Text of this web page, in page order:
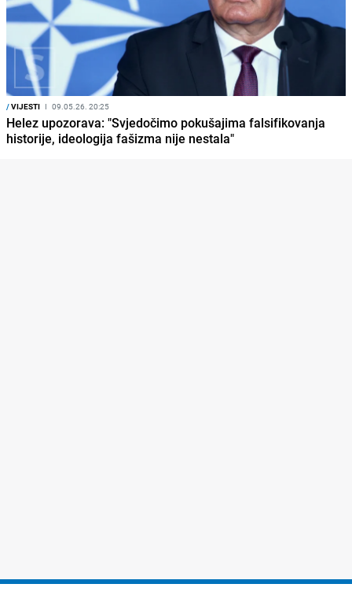
/VIJESTI I 09.05.26. 20:25
Helez upozorava: "Svjedočimo pokušajima falsifikovanja
historije, ideologija fašizma nije nestala"